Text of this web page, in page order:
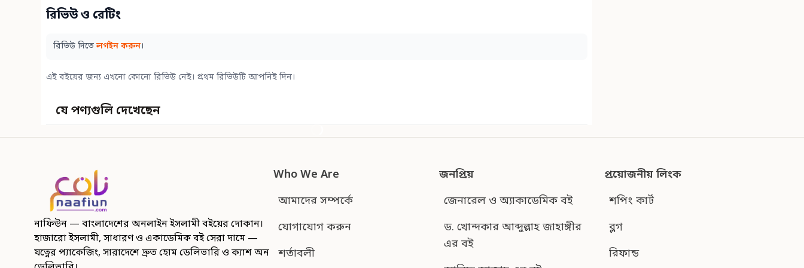
রিভিউ ও রেটিং
রিভিউ দিতে লগইন করুন।
এই বইয়ের জন্য এখনো কোনো রিভিউ নেই। প্রথম রিভিউটি আপনিই দিন।
যে পণ্যগুলি দেখেছেন
নাফিউন — বাংলাদেশের অনলাইন ইসলামী বইয়ের দোকান।
হাজারো ইসলামী, সাধারণ ও একাডেমিক বই সেরা দামে —
যত্নের প্যাকেজিং, সারাদেশে দ্রুত হোম ডেলিভারি ও ক্যাশ অন
Who We Are
আমাদের সম্পর্কে
যোগাযোগ করুন
শর্তাবলী
জনপ্রিয়
জেনারেল ও অ্যাকাডেমিক বই
ড. খোন্দকার আব্দুল্লাহ জাহাঙ্গীর
এর বই
প্রয়োজনীয় লিংক
শপিং কার্ট
ব্লগ
রিফান্ড